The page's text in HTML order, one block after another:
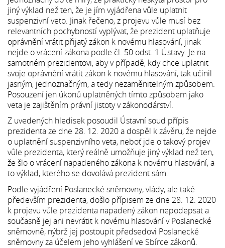
jiný výklad než ten, že je jím vyjádřena vůle uplatnit
suspenzivní veto. Jinak řečeno, z projevu vůle musí bez
relevantních pochybností vyplývat, že prezident uplatňuje
oprávnění vrátit přijatý zákon k novému hlasování, jinak
nejde o vrácení zákona podle čl. 50 odst. 1 Ústavy. Je na
samotném prezidentovi, aby v případě, kdy chce uplatnit
svoje oprávnění vrátit zákon k novému hlasování, tak učinil
jasným, jednoznačným, a tedy nezaměnitelným způsobem.
Posouzení jen úkonů uplatněných tímto způsobem jako
veta je zajištěním právní jistoty v zákonodárství.
Z uvedených hledisek posoudil Ústavní soud přípis
prezidenta ze dne 28. 12. 2020 a dospěl k závěru, že nejde
o uplatnění suspenzivního veta, neboť jde o takový projev
vůle prezidenta, který reálně umožňuje jiný výklad než ten,
že šlo o vrácení napadeného zákona k novému hlasování, a
to výklad, kterého se dovolává prezident sám.
Podle vyjádření Poslanecké sněmovny, vlády, ale také
především prezidenta, došlo přípisem ze dne 28. 12. 2020
k projevu vůle prezidenta napadený zákon nepodepsat a
současně jej ani nevrátit k novému hlasování v Poslanecké
sněmovně, nýbrž jej postoupit předsedovi Poslanecké
sněmovny za účelem jeho vyhlášení ve Sbírce zákonů.